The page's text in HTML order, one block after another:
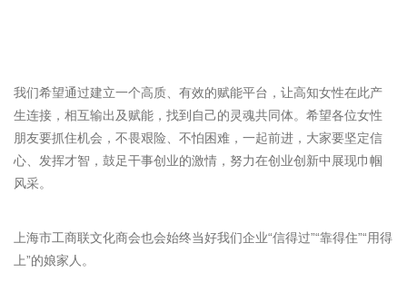
我们希望通过建立一个高质、有效的赋能平台，让高知女性在此产
生连接，相互输出及赋能，找到自己的灵魂共同体。希望各位女性
朋友要抓住机会，不畏艰险、不怕困难，一起前进，大家要坚定信
心、发挥才智，鼓足干事创业的激情，努力在创业创新中展现巾帼
风采。
上海市工商联文化商会也会始终当好我们企业“信得过”“靠得住”“用得
上”的娘家人。